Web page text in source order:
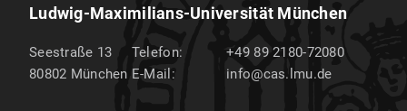
Ludwig-Maximilians-Universität München
Seestraße 13
80802 München
Telefon:
+49 89 2180-72080
E-Mail:
info@cas.lmu.de